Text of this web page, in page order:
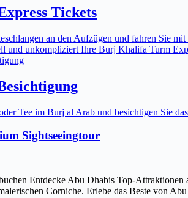
Tickets
an den Aufzügen und fahren Sie
und unkompliziert Ihre Burj Khalifa Turm
Tee im Burj al Arab und besichtigen Sie
Sightseeingtour
Entdecke Abu Dhabis Top-
Corniche. Erlebe das Beste von